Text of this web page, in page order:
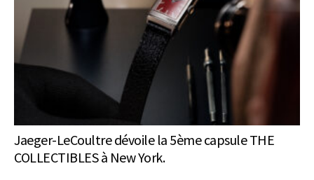
Jaeger-LeCoultre dévoile la 5ème capsule THE
COLLECTIBLES à New York.